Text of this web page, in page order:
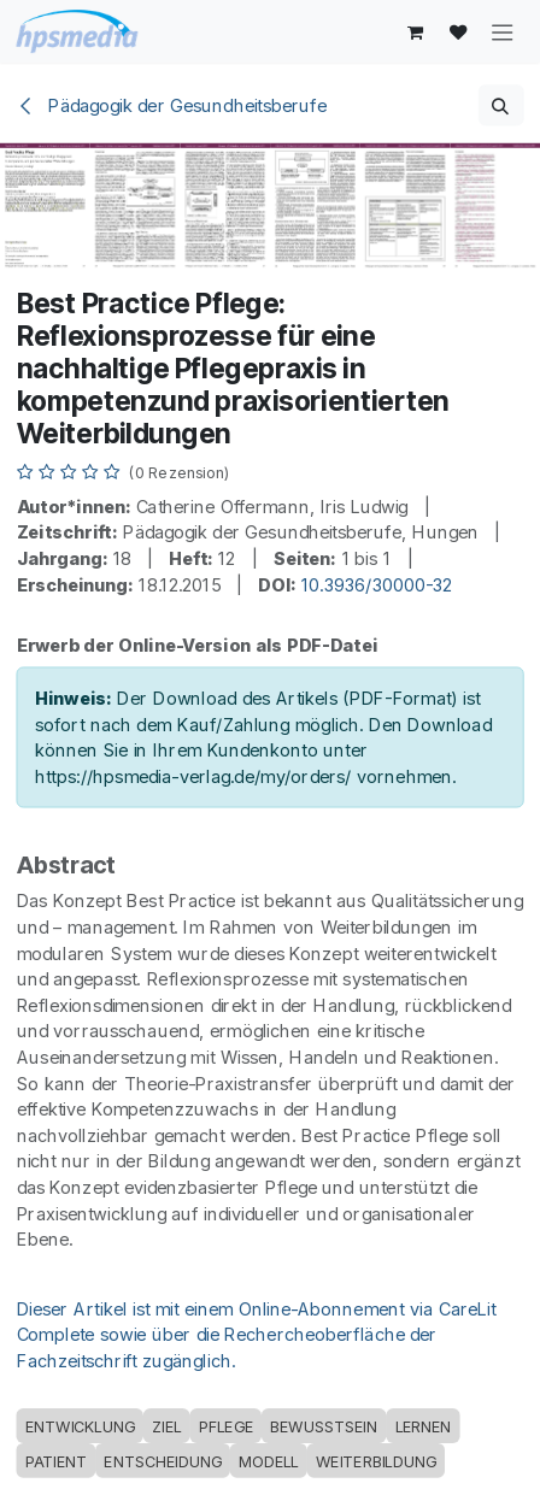
Zum Inhalt springen
Pädagogik der Gesundheitsberufe
Best Practice Pflege:
Reflexionsprozesse für eine
nachhaltige Pflegepraxis in
kompetenzund praxisorientierten
Weiterbildungen
(0 Rezension)
Autor*innen: Catherine Offermann, Iris Ludwig |
Zeitschrift: Pädagogik der Gesundheitsberufe, Hungen |
Jahrgang: 18 | Heft: 12 | Seiten: 1 bis 1 |
Erscheinung: 18.12.2015 | DOI: 10.3936/30000-32
Erwerb der Online-Version als PDF-Datei
Hinweis: Der Download des Artikels (PDF-Format) ist
sofort nach dem Kauf/Zahlung möglich. Den Download
können Sie in Ihrem Kundenkonto unter
https://hpsmedia-verlag.de/my/orders/ vornehmen.
Abstract
Das Konzept Best Practice ist bekannt aus Qualitätssicherung
und – management. Im Rahmen von Weiterbildungen im
modularen System wurde dieses Konzept weiterentwickelt
und angepasst. Reflexionsprozesse mit systematischen
Reflexionsdimensionen direkt in der Handlung, rückblickend
und vorrausschauend, ermöglichen eine kritische
Auseinandersetzung mit Wissen, Handeln und Reaktionen.
So kann der Theorie-Praxistransfer überprüft und damit der
effektive Kompetenzzuwachs in der Handlung
nachvollziehbar gemacht werden. Best Practice Pflege soll
nicht nur in der Bildung angewandt werden, sondern ergänzt
das Konzept evidenzbasierter Pflege und unterstützt die
Praxisentwicklung auf individueller und organisationaler
Ebene.
Dieser Artikel ist mit einem Online-Abonnement via CareLit
Complete sowie über die Rechercheoberfläche der
Fachzeitschrift zugänglich.
ENTWICKLUNG ZIEL PFLEGE BEWUSSTSEIN LERNEN
PATIENT ENTSCHEIDUNG MODELL WEITERBILDUNG